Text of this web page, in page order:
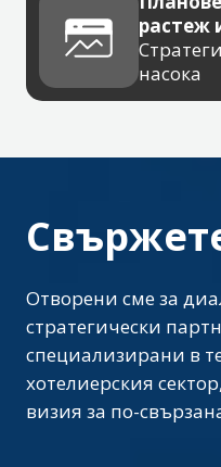
растеж
насока
Отворени сме за
стратегически
специализирани в
хотелиерския
визия за по-